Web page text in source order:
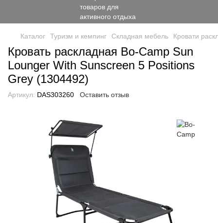
Каталог Туризм и кемпинг Складная мебель Кровати
Кровать раскладная Bo-Camp Sun
Lounger With Sunscreen 5 Positions
Grey (1304492)
Артикул: DAS303260 Оставить отзыв